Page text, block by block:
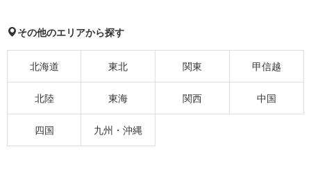
その他のエリアから探す
北海道 東北 関東 甲信越
北陸 東海 関西 中国
四国 九州・沖縄